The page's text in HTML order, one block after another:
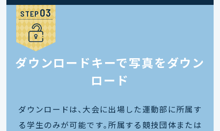
STEP
ダウンロードキーで写真をダウン
ロード
ダウンロードは､大会に出場した運動部に所属す
る学生のみが可能です｡所属する競技団体または